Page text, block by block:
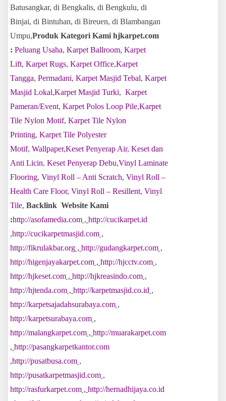
Batusangkar, di Bengkalis, di Bengkulu, di
Binjai, di Bintuhan, di Bireuen, di Blambangan
Umpu,Produk Kategori Kami hjkarpet.com
: Peluang Usaha, Karpet Ballroom, Karpet
Lift, Karpet Rugs, Karpet Office,Karpet
Tangga, Permadani, Karpet Masjid Tebal, Karpet
Masjid Lokal,Karpet Masjid Turki, Karpet
Pameran/Event, Karpet Polos Loop Pile,Karpet
Tile Nylon Motif, Karpet Tile Nylon
Printing, Karpet Tile Polyester
Motif, Wallpaper,Keset Penyerap Air, Keset dan
Anti Licin, Keset Penyerap Debu,Vinyl Laminate
Flooring, Vinyl Roll – Anti Scratch, Vinyl Roll –
Health Care Floor, Vinyl Roll – Resillent, Vinyl
Tile, Backlink Website Kami
:http://asofamedia.com , http://cucikarpet.id
,http://cucikarpetmasjid.com ,
http://fikrulakbar.org , http://gudangkarpet.com ,
http://higenjayakarpet.com , http://hjcctv.com ,
http://hjkeset.com , http://hjkreasindo.com ,
http://hjtenda.com , http://karpetmasjid.co.id ,
http://karpetsajadahsurabaya.com ,
http://karpetsurabaya.com ,
http://malangkarpet.com , http://muarakarpet.com
, http://pasangkarpetkantor.com
,http://pusatbusa.com ,
http://pusatkarpetmasjid.com ,
http://rasfurkarpet.com , http://hernadhijaya.co.id